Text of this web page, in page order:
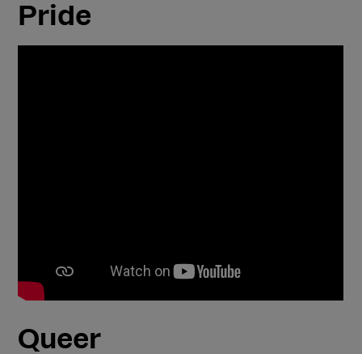
Pride
Queer